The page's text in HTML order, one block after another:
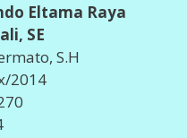
Eltama Raya
SE
S.H